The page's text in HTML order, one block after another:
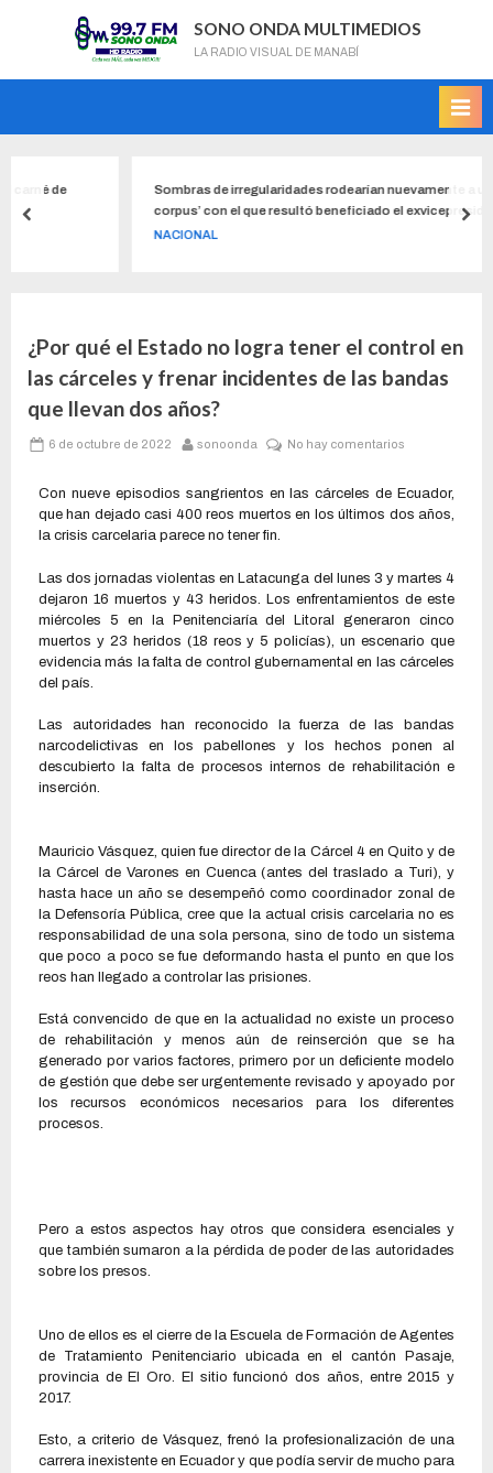
SONO ONDA MULTIMEDIOS
LA RADIO VISUAL DE MANABÍ
Sombras de irregularidades rodearían nuevamente a un ‘habeas
corpus’ con el que resultó beneficiado el exvicepresidente Jorge
¿Por qué el Estado no logra tener el control en
las cárceles y frenar incidentes de las bandas
que llevan dos años?
6 de octubre de 2022 sonoonda No hay comentarios
Con nueve episodios sangrientos en las cárceles de Ecuador,
que han dejado casi 400 reos muertos en los últimos dos años,
la crisis carcelaria parece no tener fin.
Las dos jornadas violentas en Latacunga del lunes 3 y martes 4
dejaron 16 muertos y 43 heridos. Los enfrentamientos de este
miércoles 5 en la Penitenciaría del Litoral generaron cinco
muertos y 23 heridos (18 reos y 5 policías), un escenario que
evidencia más la falta de control gubernamental en las cárceles
del país.
Las autoridades han reconocido la fuerza de las bandas
narcodelictivas en los pabellones y los hechos ponen al
descubierto la falta de procesos internos de rehabilitación e
inserción.
Mauricio Vásquez, quien fue director de la Cárcel 4 en Quito y de
la Cárcel de Varones en Cuenca (antes del traslado a Turi), y
hasta hace un año se desempeñó como coordinador zonal de
la Defensoría Pública, cree que la actual crisis carcelaria no es
responsabilidad de una sola persona, sino de todo un sistema
que poco a poco se fue deformando hasta el punto en que los
reos han llegado a controlar las prisiones.
Está convencido de que en la actualidad no existe un proceso
de rehabilitación y menos aún de reinserción que se ha
generado por varios factores, primero por un deficiente modelo
de gestión que debe ser urgentemente revisado y apoyado por
los recursos económicos necesarios para los diferentes
procesos.
Pero a estos aspectos hay otros que considera esenciales y
que también sumaron a la pérdida de poder de las autoridades
sobre los presos.
Uno de ellos es el cierre de la Escuela de Formación de Agentes
de Tratamiento Penitenciario ubicada en el cantón Pasaje,
provincia de El Oro. El sitio funcionó dos años, entre 2015 y
2017.
Esto, a criterio de Vásquez, frenó la profesionalización de una
carrera inexistente en Ecuador y que podía servir de mucho para